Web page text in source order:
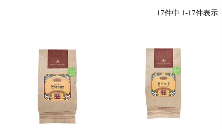
17件中 1-17件表示